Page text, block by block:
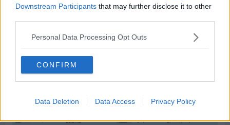
Downstream Participants that may further disclose it to other
Personal Data Processing Opt Outs
CONFIRM
Data Deletion Data Access Privacy Policy